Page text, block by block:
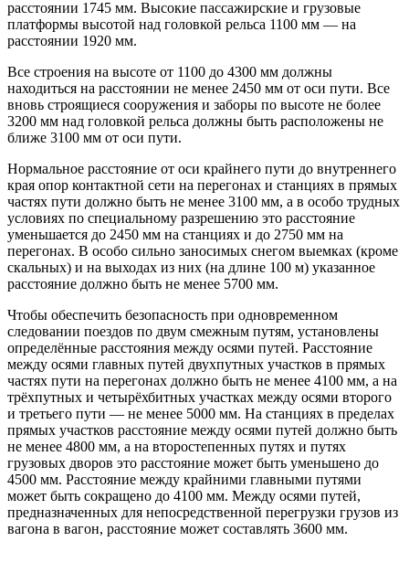
расстоянии 1745 мм. Высокие пассажирские и грузовые
платформы высотой над головкой рельса 1100 мм — на
расстоянии 1920 мм.
Все строения на высоте от 1100 до 4300 мм должны
находиться на расстоянии не менее 2450 мм от оси пути. Все
вновь строящиеся сооружения и заборы по высоте не более
3200 мм над головкой рельса должны быть расположены не
ближе 3100 мм от оси пути.
Нормальное расстояние от оси крайнего пути до внутреннего
края опор контактной сети на перегонах и станциях в прямых
частях пути должно быть не менее 3100 мм, а в особо трудных
условиях по специальному разрешению это расстояние
уменьшается до 2450 мм на станциях и до 2750 мм на
перегонах. В особо сильно заносимых снегом выемках (кроме
скальных) и на выходах из них (на длине 100 м) указанное
расстояние должно быть не менее 5700 мм.
Чтобы обеспечить безопасность при одновременном
следовании поездов по двум смежным путям, установлены
определённые расстояния между осями путей. Расстояние
между осями главных путей двухпутных участков в прямых
частях пути на перегонах должно быть не менее 4100 мм, а на
трёхпутных и четырёхбитных участках между осями второго
и третьего пути — не менее 5000 мм. На станциях в пределах
прямых участков расстояние между осями путей должно быть
не менее 4800 мм, а на второстепенных путях и путях
грузовых дворов это расстояние может быть уменьшено до
4500 мм. Расстояние между крайними главными путями
может быть сокращено до 4100 мм. Между осями путей,
предназначенных для непосредственной перегрузки грузов из
вагона в вагон, расстояние может составлять 3600 мм.